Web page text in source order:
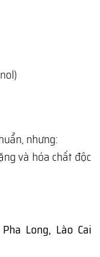
nhưng:
và hóa chất độc
Long, Lào Cai